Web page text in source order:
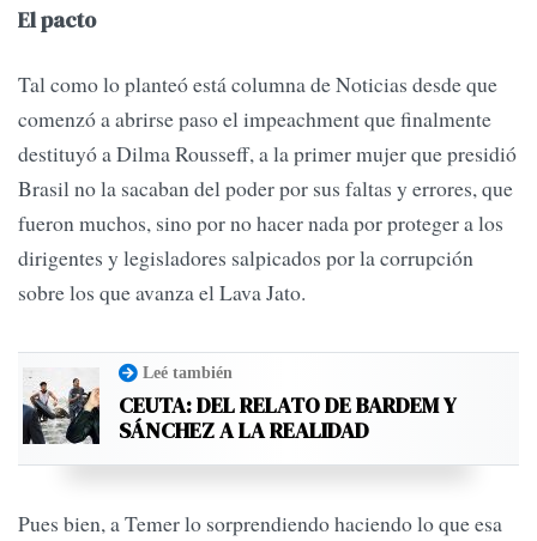
El pacto
Tal como lo planteó está columna de Noticias desde que
comenzó a abrirse paso el impeachment que finalmente
destituyó a Dilma Rousseff, a la primer mujer que presidió
Brasil no la sacaban del poder por sus faltas y errores, que
fueron muchos, sino por no hacer nada por proteger a los
dirigentes y legisladores salpicados por la corrupción
sobre los que avanza el Lava Jato.
Leé también
CEUTA: DEL RELATO DE BARDEM Y
SÁNCHEZ A LA REALIDAD
Pues bien, a Temer lo sorprendiendo haciendo lo que esa